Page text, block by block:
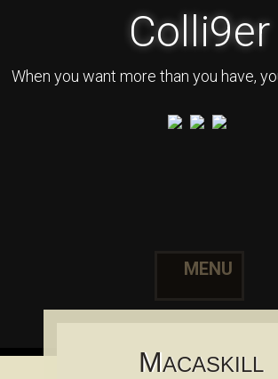
Colli9er
When you want more than you have,
MENU
MACASKILL